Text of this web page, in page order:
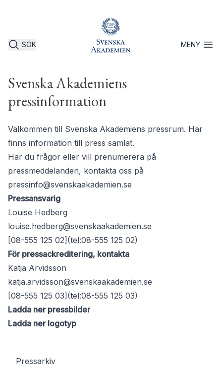
SÖK MENYÖppna
Svenska Akademiens
pressinformation
Välkommen till Svenska Akademiens pressrum. Här
finns information till press samlat.
Har du frågor eller vill prenumerera på
pressmeddelanden, kontakta oss på
pressinfo@svenskaakademien.se
Pressansvarig
Louise Hedberg
louise.hedberg@svenskaakademien.se
[08-555 125 02](tel:08-555 125 02)
För pressackreditering, kontakta
Katja Arvidsson
katja.arvidsson@svenskaakademien.se
[08-555 125 03](tel:08-555 125 03)
Ladda ner pressbilder
Ladda ner logotyp
Pressarkiv